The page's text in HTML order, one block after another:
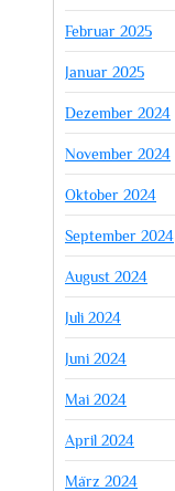
Februar 2025
Januar 2025
Dezember 2024
November 2024
Oktober 2024
September 2024
August 2024
Juli 2024
Juni 2024
Mai 2024
April 2024
März 2024